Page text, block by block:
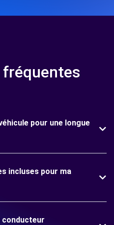
pour une longue
incluses pour ma
conducteur